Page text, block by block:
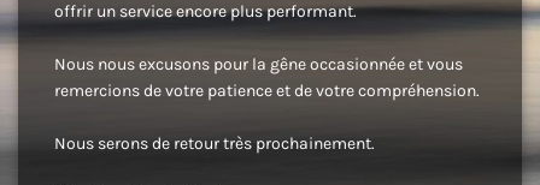
offrir un service encore plus performant.
Nous nous excusons pour la gêne occasionnée et vous
remercions de votre patience et de votre compréhension.
Nous serons de retour très prochainement.